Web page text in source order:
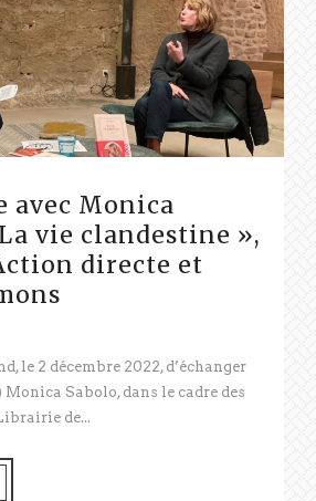
avec Monica
vie clandestine »,
directe et
le 2 décembre 2022, d’échanger
Sabolo, dans le cadre des
de...